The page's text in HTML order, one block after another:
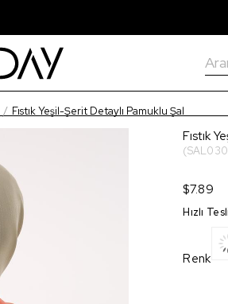
Fıstık Yeşil-Şerit Detaylı Pamuklu Şal
Fıstık
$7.89
Hızlı
Renk